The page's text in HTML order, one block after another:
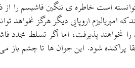
است خاطره ی ننگین فاشیسم را
که امپریالیزم اروپایی دیگر هرگز
پراکنده شود. این جوان ها تا چشم